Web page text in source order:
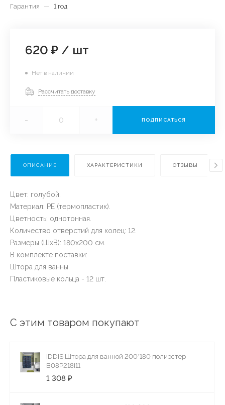
Гарантия
— 1 год
620 ₽ / шт
Нет в наличии
Рассчитать доставку
- + ПОДПИСАТЬСЯ
ОПИСАНИЕ ХАРАКТЕРИСТИКИ ОТЗЫВЫ
Цвет: голубой.
Материал: PE (термопластик).
Цветность: однотонная.
Количество отверстий для колец: 12.
Размеры (ШхВ): 180x200 см.
В комплекте поставки:
Штора для ванны.
Пластиковые кольца - 12 шт.
С этим товаром покупают
IDDIS Штора для ванной 200*180 полиэстер
B08P218I11
1 308 ₽